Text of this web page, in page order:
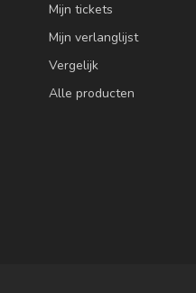
Mijn tickets
Mijn verlanglijst
Vergelijk
Alle producten